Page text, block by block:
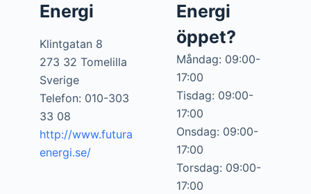
Energi
Klintgatan 8
273 32 Tomelilla
Sverige
Telefon: 010-303
33 08
http://www.futura
energi.se/
Energi
öppet?
Måndag: 09:00-
17:00
Tisdag: 09:00-
17:00
Onsdag: 09:00-
17:00
Torsdag: 09:00-
17:00